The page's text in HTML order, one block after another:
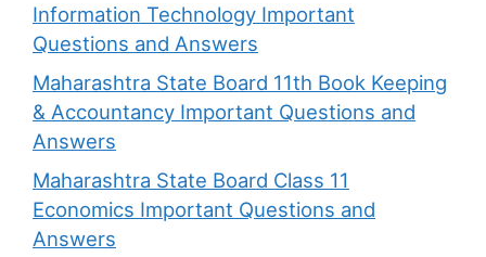
Information Technology Important
Questions and Answers
Maharashtra State Board 11th Book Keeping
& Accountancy Important Questions and
Answers
Maharashtra State Board Class 11
Economics Important Questions and
Answers